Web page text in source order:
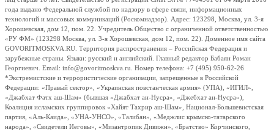
года выдано Федеральной службой по надзору в сфере связи, информационных
технологий и массовых коммуникаций (Роскомнадзор). Адрес: 123298, Москва, ул. 3-я
Хорошевская, дом 12, пом. 22. Учредитель Общество с ограниченной ответственностью
«РУ ФМ» (123298 Москва, ул. 3-я Хорошевская, дом 12, пом. 22). Доменное имя сайта
GOVORITMOSKVA.RU. Территория распространения – Российская Федерация и
зарубежные страны. Языки: русский и английский. Главный редактор Бабаян Роман
Георгиевич. Email: info@govoritmoskva.ru. Номер телефона: +7 (495) 950-62-26
*Экстремистские и террористические организации, запрещенные в Российской
Федерации: «Правый сектор», «Украинская повстанческая армия» (УПА), «ИГИЛ»,
«Джабхат Фатх аш-Шам» (бывшая «Джабхат ан-Нусра», «Джебхат ан-Нусра»),
Коалиция исламских группировок «Хайят Тахрир аш-Шам», Национал-Большевистская
партия, «Аль-Каида», «УНА-УНСО», «Талибан», «Меджлис крымско-татарского
народа», «Свидетели Иеговы», «Мизантропик Дивижн», «Братство» Корчинского,